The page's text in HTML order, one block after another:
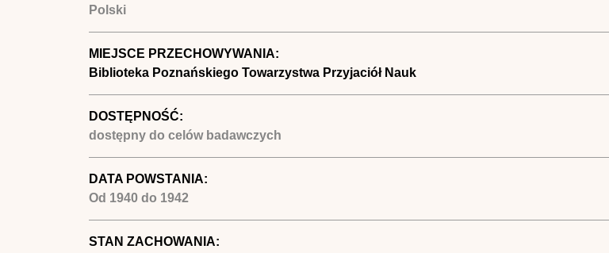
Polski
MIEJSCE PRZECHOWYWANIA:
Biblioteka Poznańskiego Towarzystwa Przyjaciół Nauk
DOSTĘPNOŚĆ:
dostępny do celów badawczych
DATA POWSTANIA:
Od 1940do 1942
STAN ZACHOWANIA: